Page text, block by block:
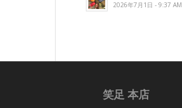
2026年7月1日 - 9:37 AM
笑足 本店